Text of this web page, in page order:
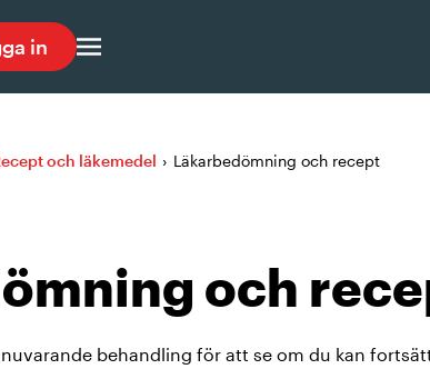
in
och läkemedel › Läkarbedömning och recept
och
behandling för att se om du kan